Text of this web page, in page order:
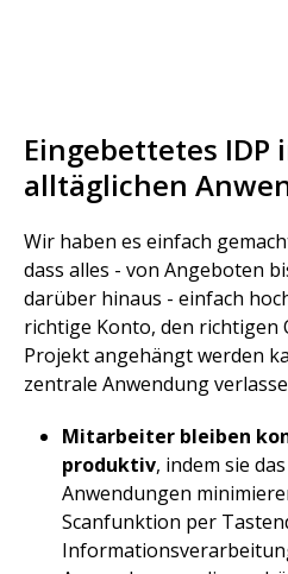
Eingebettetes IDP
alltäglichen
Wir haben es einfach
dass alles - von Angeboten
darüber hinaus - einfach
richtige Konto, den richtigen
Projekt angehängt werden
zentrale Anwendung
Mitarbeiter bleiben
produktiv, indem sie
Anwendungen
Scanfunktion per